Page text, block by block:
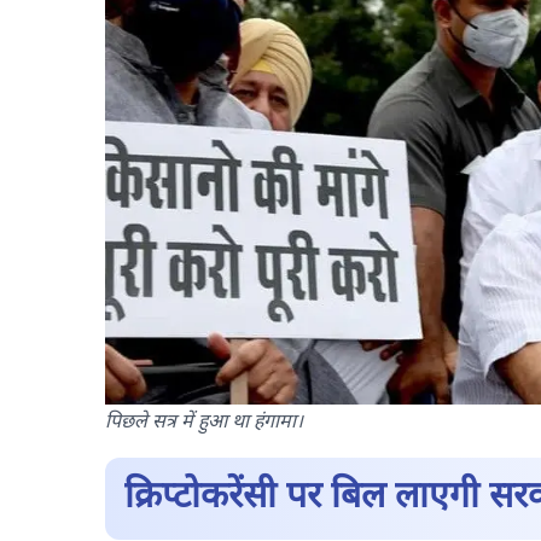
पिछले सत्र में हुआ था हंगामा।
क्रिप्टोकरेंसी पर बिल लाएगी